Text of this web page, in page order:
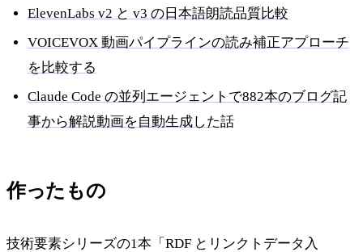
ElevenLabs v2 と v3 の日本語朗読品質比較
VOICEVOX 動画パイプラインの読み補正アプローチ
を比較する
Claude Code の並列エージェントで882本のブログ記
事から解説動画を自動生成した話
作ったもの
技術要素シリーズの1本「RDF とリンクトデータ入